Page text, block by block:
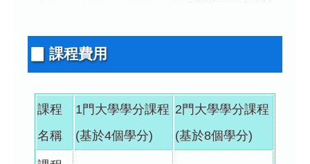
▉ 課程費用
課程
名稱
1門大學學分課程
(基於4個學分)
2門大學學分課程
(基於8個學分)